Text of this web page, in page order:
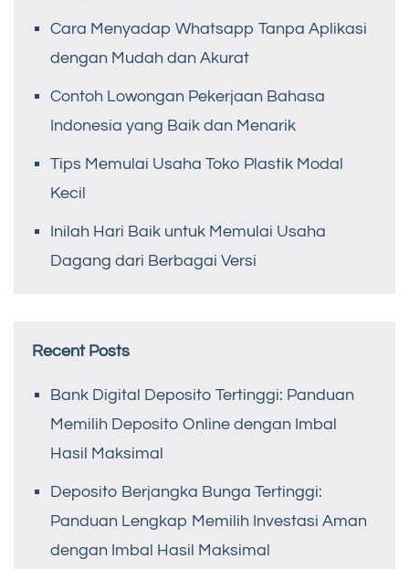
Cara Menyadap Whatsapp Tanpa Aplikasi
dengan Mudah dan Akurat
Contoh Lowongan Pekerjaan Bahasa
Indonesia yang Baik dan Menarik
Tips Memulai Usaha Toko Plastik Modal
Kecil
Inilah Hari Baik untuk Memulai Usaha
Dagang dari Berbagai Versi
Recent Posts
Bank Digital Deposito Tertinggi: Panduan
Memilih Deposito Online dengan Imbal
Hasil Maksimal
Deposito Berjangka Bunga Tertinggi:
Panduan Lengkap Memilih Investasi Aman
dengan Imbal Hasil Maksimal